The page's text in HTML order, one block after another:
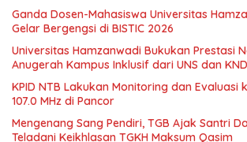
Ganda Dosen-Mahasiswa Universitas
Gelar Bergengsi di BISTIC 2026
Universitas Hamzanwadi Bukukan Prestasi
Anugerah Kampus Inklusif dari UNS dan KND
KPID NTB Lakukan Monitoring dan Evaluasi
107.0 MHz di Pancor
Mengenang Sang Pendiri, TGB Ajak Santri
Teladani Keikhlasan TGKH Maksum Qasim